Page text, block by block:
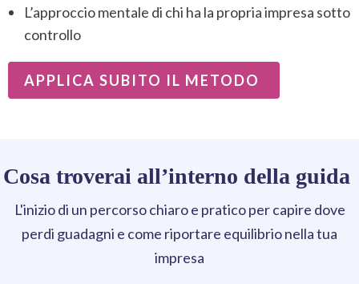
L’approccio mentale di chi ha la propria impresa sotto
controllo
APPLICA SUBITO IL METODO
Cosa troverai all’interno della guida
L'inizio di un percorso chiaro e pratico per capire dove
perdi guadagni e come riportare equilibrio nella tua
impresa